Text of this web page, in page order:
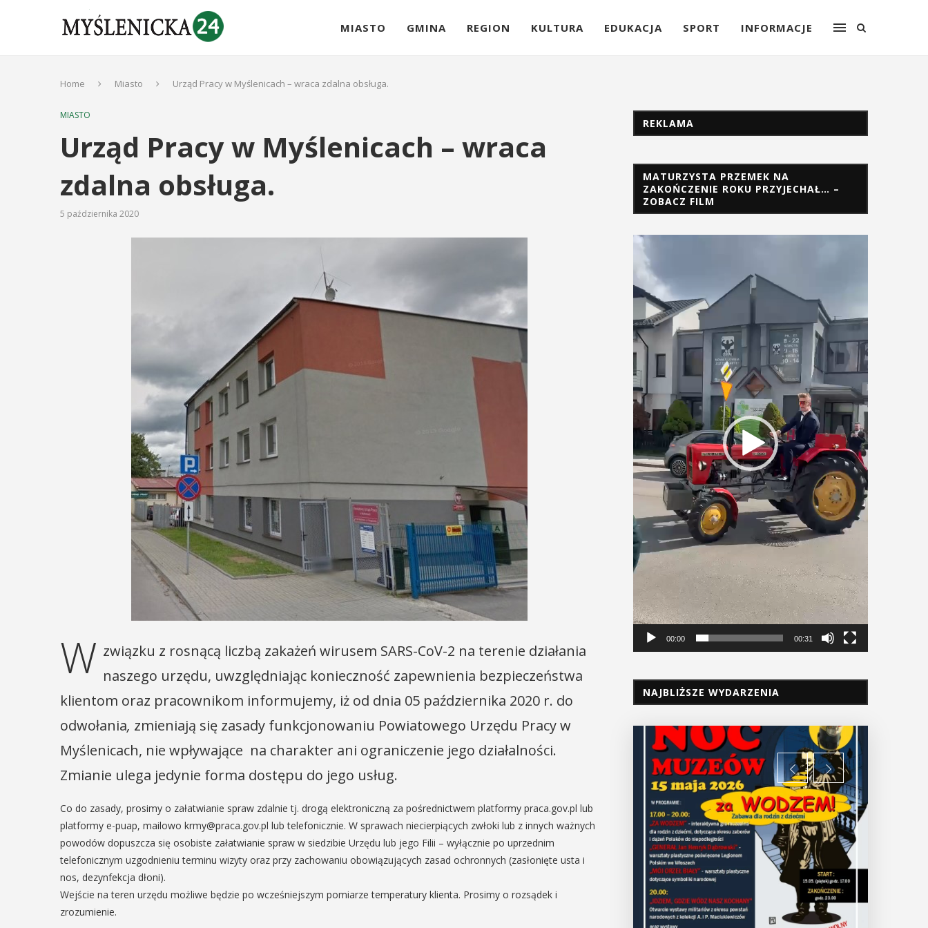
MIASTO GMINA REGION KULTURA EDUKACJA SPORT INFORMACJE
Home Miasto Urząd Pracy w Myślenicach – wraca zdalna obsługa.
MIASTO
Urząd Pracy w Myślenicach – wraca
zdalna obsługa.
5 października 2020
W związku z rosnącą liczbą zakażeń wirusem SARS-CoV-2 na terenie działania
naszego urzędu, uwzględniając konieczność zapewnienia bezpieczeństwa
klientom oraz pracownikom informujemy, iż od dnia 05 października 2020 r. do
odwołania, zmieniają się zasady funkcjonowaniu Powiatowego Urzędu Pracy w
Myślenicach, nie wpływające na charakter ani ograniczenie jego działalności.
Zmianie ulega jedynie forma dostępu do jego usług.
Co do zasady, prosimy o załatwianie spraw zdalnie tj. drogą elektroniczną za pośrednictwem platformy praca.gov.pl lub
platformy e-puap, mailowo krmy@praca.gov.pl lub telefonicznie. W sprawach niecierpiących zwłoki lub z innych ważnych
powodów dopuszcza się osobiste załatwianie spraw w siedzibie Urzędu lub jego Filii – wyłącznie po uprzednim
telefonicznym uzgodnieniu terminu wizyty oraz przy zachowaniu obowiązujących zasad ochronnych (zasłonięte usta i
nos, dezynfekcja dłoni).
Wejście na teren urzędu możliwe będzie po wcześniejszym pomiarze temperatury klienta. Prosimy o rozsądek i
zrozumienie.
REKLAMA
MATURZYSTA PRZEMEK NA
ZAKOŃCZENIE ROKU PRZYJECHAŁ… –
ZOBACZ FILM
Odtwarzacz
video
00:00 00:31
NAJBLIŻSZE WYDARZENIA